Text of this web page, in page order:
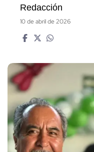
Redacción
10 de abril de 2026